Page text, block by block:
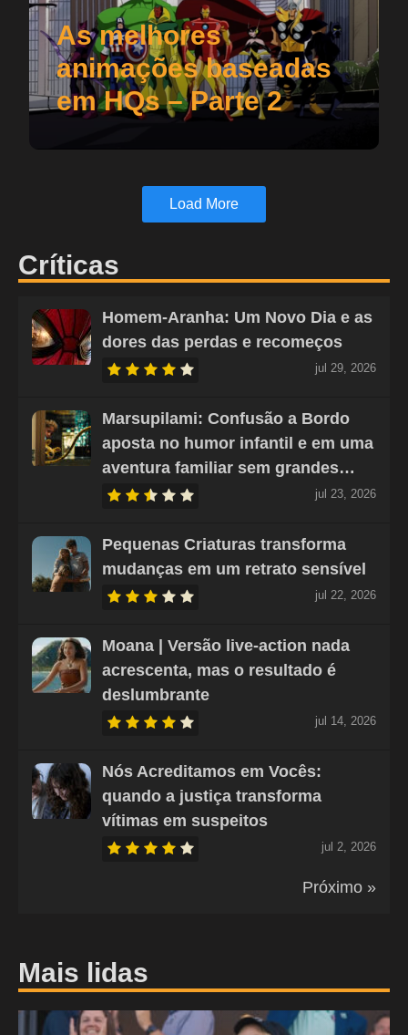
As melhores
animações baseadas
em HQs – Parte 2
Load More
Críticas
Homem-Aranha: Um Novo Dia e as
dores das perdas e recomeços
jul 29, 2026
Marsupilami: Confusão a Bordo
aposta no humor infantil e em uma
aventura familiar sem grandes…
jul 23, 2026
Pequenas Criaturas transforma
mudanças em um retrato sensível
jul 22, 2026
Moana | Versão live-action nada
acrescenta, mas o resultado é
deslumbrante
jul 14, 2026
Nós Acreditamos em Vocês:
quando a justiça transforma
vítimas em suspeitos
jul 2, 2026
Próximo »
Mais lidas